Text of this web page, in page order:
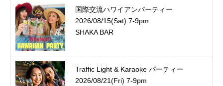
国際交流ハワイアンパーティー
2026/08/15(Sat) 7-9pm
SHAKA BAR
Traffic Light & Karaoke パーティー
2026/08/21(Fri) 7-9pm